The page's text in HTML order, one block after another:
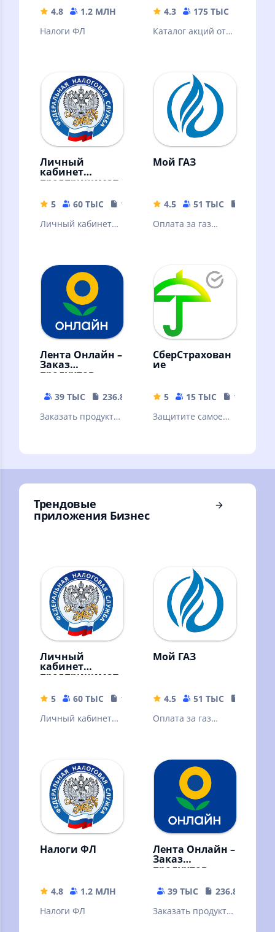
4.8 1.2 МЛН
115.78 MB
Налоги ФЛ
4.3 175 ТЫС
Каталог акций от
включено в карту
лояльности!
Личный
кабинет
предпринимат
5 60 ТЫС
113.8 MB
Личный кабинет
Мой ГАЗ
4.5 51 ТЫС
Оплата за газ
Лента Онлайн –
Заказ
продуктов
39 ТЫС
236.89 MB
Заказать продукты
Первый
СберСтрахован
ие
5 15 ТЫС
188.31
Защитите самое
Трендовые
приложения Бизнес
Личный
кабинет
предпринимат
5 60 ТЫС
113.8 MB
Личный кабинет
Мой ГАЗ
4.5 51 ТЫС
Оплата за газ
Налоги ФЛ
4.8 1.2 МЛН
115.78 MB
Налоги ФЛ
Лента Онлайн –
Заказ
продуктов
39 ТЫС
236.89 MB
Заказать продукты